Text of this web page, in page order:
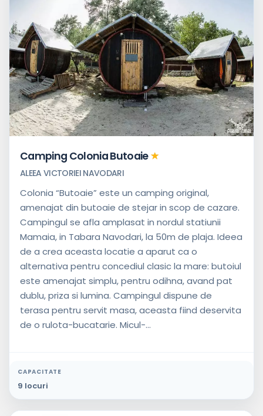
Camping Colonia Butoaie
ALEEA VICTORIEI NAVODARI
Colonia “Butoaie” este un camping original,
amenajat din butoaie de stejar in scop de cazare.
Campingul se afla amplasat in nordul statiunii
Mamaia, in Tabara Navodari, la 50m de plaja. Ideea
de a crea aceasta locatie a aparut ca o
alternativa pentru concediul clasic la mare: butoiul
este amenajat simplu, pentru odihna, avand pat
dublu, priza si lumina. Campingul dispune de
terasa pentru servit masa, aceasta fiind deservita
de o rulota-bucatarie. Micul-...
CAPACITATE
9 locuri